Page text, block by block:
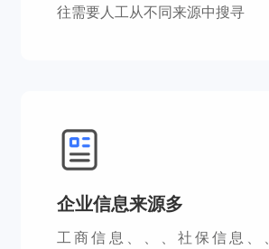
往需要人工从不同来源中搜寻
企业信息来源多
工商信息、、、社保信息、